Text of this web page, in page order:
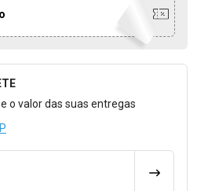
o Frete
o valor das suas entregas